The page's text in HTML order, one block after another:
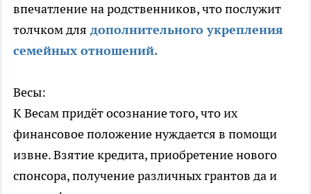
впечатление на родственников, что послужит
толчком для дополнительного укрепления
семейных отношений.
Весы:
К Весам придёт осознание того, что их
финансовое положение нуждается в помощи
извне. Взятие кредита, приобретение нового
спонсора, получение различных грантов да и